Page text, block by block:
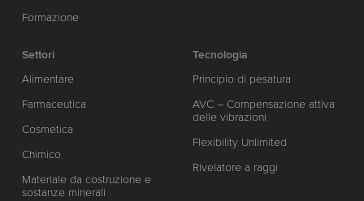
Formazione
Settori
Alimentare
Farmaceutica
Cosmetica
Chimico
Materiale da costruzione e
sostanze minerali
Tecnologia
Principio di pesatura
AVC – Compensazione attiva
delle vibrazioni
Flexibility Unlimited
Rivelatore a raggi